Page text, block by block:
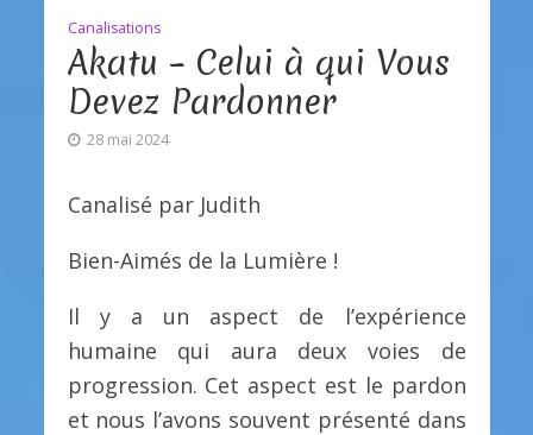
Canalisations
Akatu – Celui à qui Vous
Devez Pardonner
28 mai 2024
Canalisé par Judith
Bien-Aimés de la Lumière !
Il y a un aspect de l’expérience
humaine qui aura deux voies de
progression. Cet aspect est le pardon
et nous l’avons souvent présenté dans